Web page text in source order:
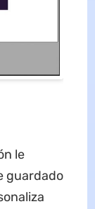
le
guardado